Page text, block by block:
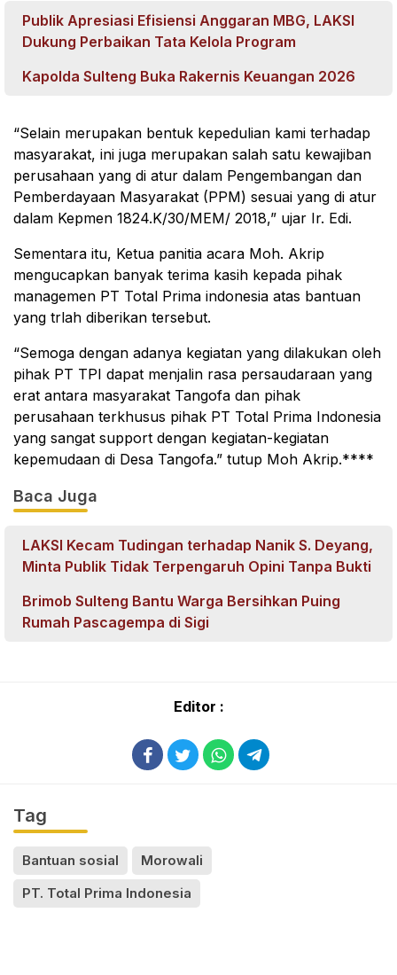
Publik Apresiasi Efisiensi Anggaran MBG, LAKSI
Dukung Perbaikan Tata Kelola Program
Kapolda Sulteng Buka Rakernis Keuangan 2026
“Selain merupakan bentuk kepedulian kami terhadap
masyarakat, ini juga merupakan salah satu kewajiban
perusahaan yang di atur dalam Pengembangan dan
Pemberdayaan Masyarakat (PPM) sesuai yang di atur
dalam Kepmen 1824.K/30/MEM/ 2018,” ujar Ir. Edi.
Sementara itu, Ketua panitia acara Moh. Akrip
mengucapkan banyak terima kasih kepada pihak
managemen PT Total Prima indonesia atas bantuan
yang trlah diberikan tersebut.
“Semoga dengan adanya kegiatan yang dilakukan oleh
pihak PT TPI dapat menjalin rasa persaudaraan yang
erat antara masyarakat Tangofa dan pihak
perusahaan terkhusus pihak PT Total Prima Indonesia
yang sangat support dengan kegiatan-kegiatan
kepemudaan di Desa Tangofa.” tutup Moh Akrip.****
Baca Juga
LAKSI Kecam Tudingan terhadap Nanik S. Deyang,
Minta Publik Tidak Terpengaruh Opini Tanpa Bukti
Brimob Sulteng Bantu Warga Bersihkan Puing
Rumah Pascagempa di Sigi
Editor :
Tag
Bantuan sosial
Morowali
PT. Total Prima Indonesia